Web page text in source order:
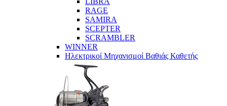
RAGE
SAMIRA
SCEPTER
SCRAMBLER
WINNER
Ηλεκτρικοί Μηχανισμοί Βαθιάς Καθετής